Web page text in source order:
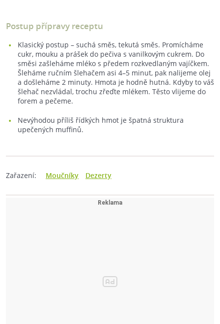
Postup přípravy receptu
Klasický postup – suchá směs, tekutá směs. Promícháme
cukr, mouku a prášek do pečiva s vanilkovým cukrem. Do
směsi zašleháme mléko s předem rozkvedlaným vajíčkem.
Šleháme ručním šlehačem asi 4–5 minut, pak nalijeme olej
a došleháme 2 minuty. Hmota je hodně hutná. Kdyby to váš
šlehač nezvládal, trochu zřeďte mlékem. Těsto vlijeme do
forem a pečeme.
Nevýhodou příliš řídkých hmot je špatná struktura
upečených muffinů.
Zařazení: Moučníky Dezerty